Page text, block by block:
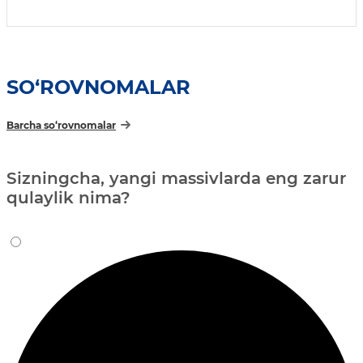
SO‘ROVNOMALAR
Barcha so‘rovnomalar
Sizningcha, yangi massivlarda eng zarur
qulaylik nima?